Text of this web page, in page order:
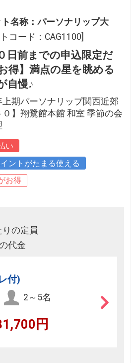
名称：パーソナリップ大
コード：CAG1100]
日前までの申込限定だ
得】満点の星を眺める
自慢♪
上期パーソナリップ関西近郊
０】翔鷺館本館 和室 季節の会
い
ントがたまる使える
お得
の定員
代金
付)
2～5名
円